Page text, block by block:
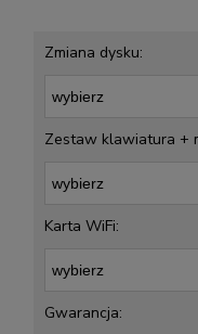
Zmiana dysku:
Zestaw klawiatura +
Karta WiFi:
Gwarancja: